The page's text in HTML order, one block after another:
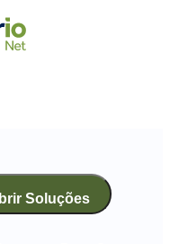
Soluções